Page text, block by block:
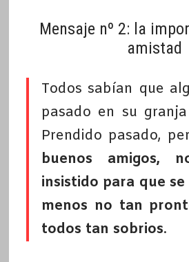
Mensaje nº 2: la
amistad
Todos sabían que
pasado en su
Prendido pasado,
buenos amigos,
insistido para que
menos no tan
todos tan sobrios.